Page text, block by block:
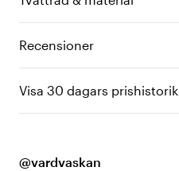
Recensioner
Visa 30 dagars prishistorik
@vardvaskan